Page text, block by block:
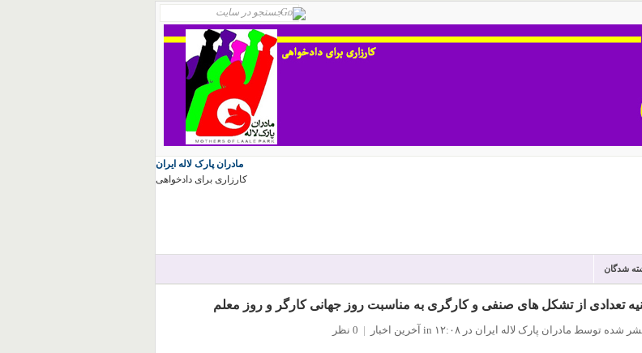
مادران پارک لاله ایران
کارزاری برای دادخواهی
شدگان
تعدادی از تشکل های صنفی و کارگری به مناسبت روز جهانی کارگر و روز معلم
شده توسط مادران پارک لاله ایران در ۱۲:۰۸ in آخرین اخبار | 0 نظر